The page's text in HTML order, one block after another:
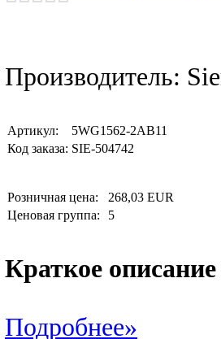
Производитель:
Артикул:
5WG1562-2AB11
Код заказа: SIE-504742
Розничная цена:
268,03 EUR
Ценовая группа:
5
Краткое описание
Подробнее»